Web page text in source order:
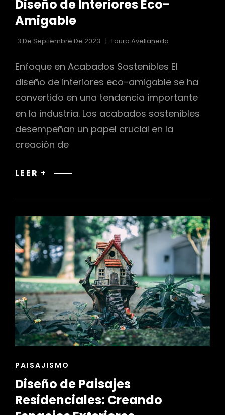
LAS
CATEGORÍAS
Diseño de Interiores Eco-
Amigable
3 De Septiembre De 2023 Laura Avellaneda
Enfoque en Acabados Sostenibles El
diseño de interiores eco-amigable se ha
convertido en una tendencia importante
en la industria. Los acabados sostenibles
desempeñan un papel crucial en la
creación de
LEER +
DISEÑO
INTERIORES
AMIGABLE
ENLACES
LAS
CATEGORÍAS
PAISAJISMO
Diseño de Paisajes
Residenciales: Creando